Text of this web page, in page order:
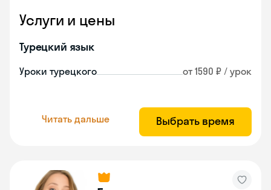
Услуги и цены
Турецкий язык
Уроки турецкого от 1590 ₽ / урок
Читать дальше Выбрать время